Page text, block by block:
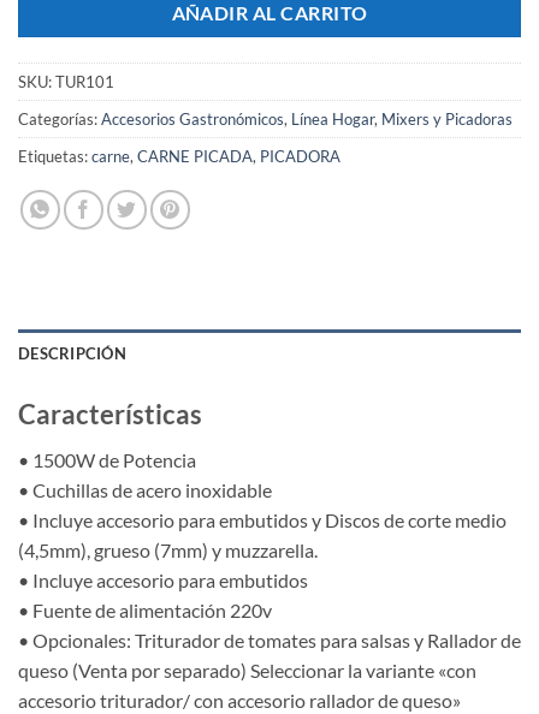
AÑADIR AL CARRITO
SKU:TUR101
Categorías:Accesorios Gastronómicos, Línea Hogar, Mixers y Picadoras
Etiquetas:carne, CARNE PICADA, PICADORA
DESCRIPCIÓN
Características
• 1500W de Potencia
• Cuchillas de acero inoxidable
• Incluye accesorio para embutidos y Discos de corte medio
(4,5mm), grueso (7mm) y muzzarella.
• Incluye accesorio para embutidos
• Fuente de alimentación 220v
• Opcionales: Triturador de tomates para salsas y Rallador de
queso (Venta por separado) Seleccionar la variante «con
accesorio triturador/ con accesorio rallador de queso»